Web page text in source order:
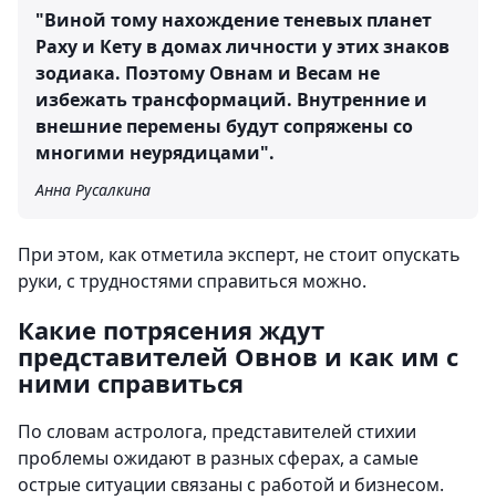
"Виной тому нахождение теневых планет
Раху и Кету в домах личности у этих знаков
зодиака. Поэтому Овнам и Весам не
избежать трансформаций. Внутренние и
внешние перемены будут сопряжены со
многими неурядицами".
Анна Русалкина
При этом, как отметила эксперт, не стоит опускать
руки, с трудностями справиться можно.
Какие потрясения ждут
представителей Овнов и как им с
ними справиться
По словам астролога, представителей стихии
проблемы ожидают в разных сферах, а самые
острые ситуации связаны с работой и бизнесом.